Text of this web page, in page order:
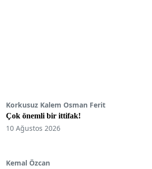
Korkusuz Kalem Osman Ferit
Çok önemli bir ittifak!
10 Ağustos 2026
Kemal Özcan